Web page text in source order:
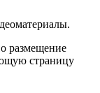
размещение
страницу